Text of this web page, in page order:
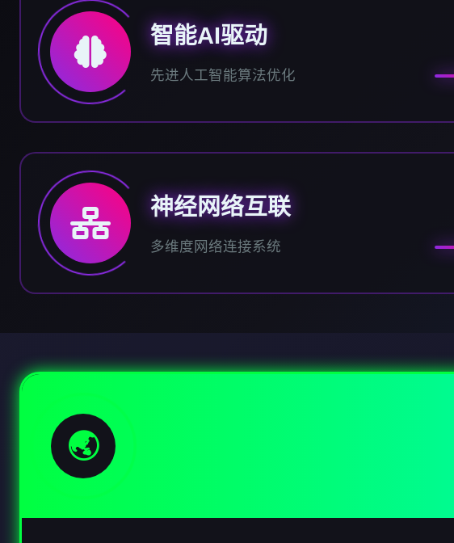
智能AI驱动
先进人工智能算法优化
神经网络互联
多维度网络连接系统
🌏